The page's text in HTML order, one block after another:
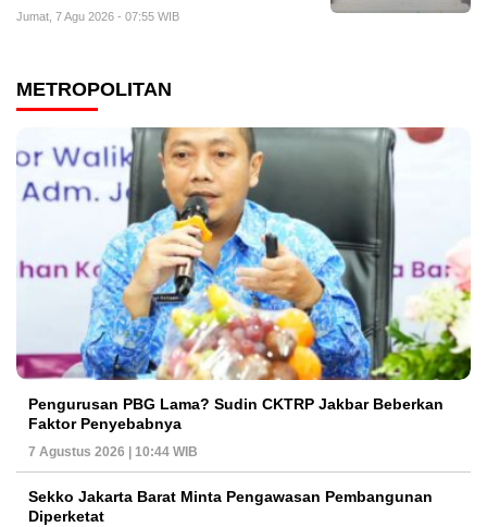
Jumat, 7 Agu 2026 - 07:55 WIB
METROPOLITAN
Pengurusan PBG Lama? Sudin CKTRP Jakbar Beberkan
Faktor Penyebabnya
7 Agustus 2026 | 10:44 WIB
Sekko Jakarta Barat Minta Pengawasan Pembangunan
Diperketat